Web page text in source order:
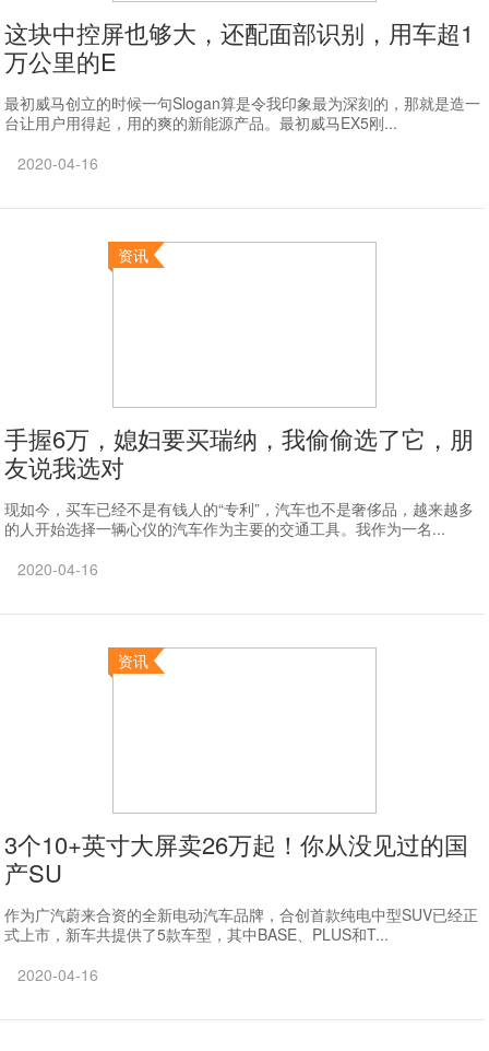
这块中控屏也够大，还配面部识别，用车超1
万公里的E
最初威马创立的时候一句Slogan算是令我印象最为深刻的，那就是造一
台让用户用得起，用的爽的新能源产品。最初威马EX5刚...
2020-04-16
资讯
手握6万，媳妇要买瑞纳，我偷偷选了它，朋
友说我选对
现如今，买车已经不是有钱人的“专利”，汽车也不是奢侈品，越来越多
的人开始选择一辆心仪的汽车作为主要的交通工具。我作为一名...
2020-04-16
资讯
3个10+英寸大屏卖26万起！你从没见过的国
产SU
作为广汽蔚来合资的全新电动汽车品牌，合创首款纯电中型SUV已经正
式上市，新车共提供了5款车型，其中BASE、PLUS和T...
2020-04-16